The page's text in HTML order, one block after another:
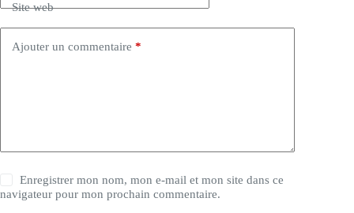
Site web
Ajouter un commentaire *
Enregistrer mon nom, mon e-mail et mon site dans ce
navigateur pour mon prochain commentaire.